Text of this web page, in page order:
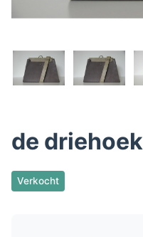
de driehoek
Verkocht